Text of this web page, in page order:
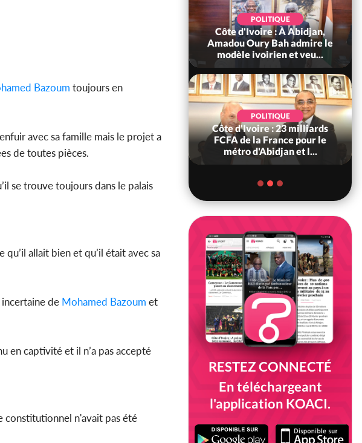
Bazoum toujours en
avec sa famille mais le projet a
de toutes pièces.
se trouve toujours dans le palais
allait bien et qu’il était avec sa
de Mohamed Bazoum et
en captivité et il n’a pas accepté
constitutionnel n'avait pas été
Mamadou Traoré ex
conseiller de Soro a recou...
POLITIQUE
Côte d'Ivoire : À Abidjan,
Amadou Oury Bah admire le
modèle ivoirien et veu...
POLITIQUE
Côte d'Ivoire : 23 milliards
FCFA de la France pour le
métro d'Abidjan et l...
RESTEZ CONNECTÉ
En téléchargeant
l'application KOACI.